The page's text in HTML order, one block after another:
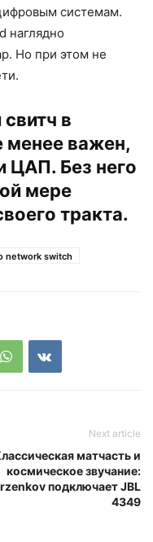
системам.
наглядно
Но при этом не
в
менее важен,
ЦАП. Без него
мере
тракта.
network switch
Next article
матчасть и
космическое звучание:
подключает JBL
4349